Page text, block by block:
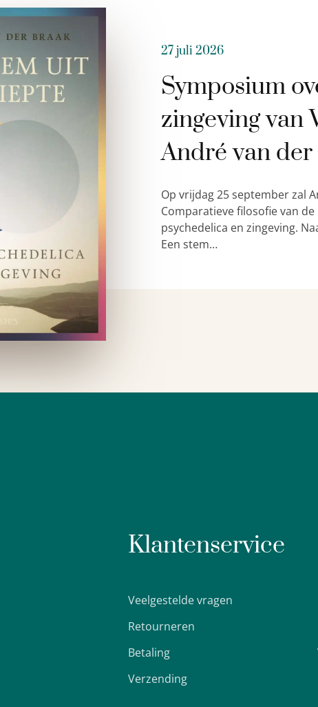
27 juli 2026
Symposium
zingeving van
André van
Op vrijdag 25 september zal
Comparatieve filosofie van
psychedelica en zingeving.
Een stem…
Klantenservice
Veelgestelde vragen
Retourneren
Betaling
Verzending